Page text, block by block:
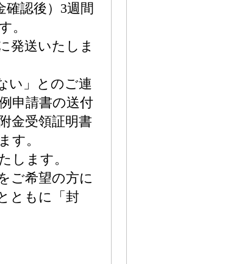
認後）3週間
。
発送いたしま
い」とのご連
申請書の送付
金受領証明書
す。
します。
ご希望の方に
ともに「封